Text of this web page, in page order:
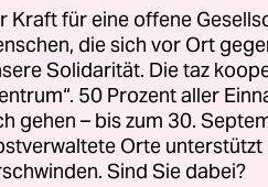
Subunternehmer und
von
egal. Die Zustände in
niedrige Preise für das
im Kurs als Gefahren für
Kraft für eine offene
die sich vor Ort
Solidarität. Die taz
50 Prozent aller
gehen – bis zum 30.
Orte
Sind Sie dabei?